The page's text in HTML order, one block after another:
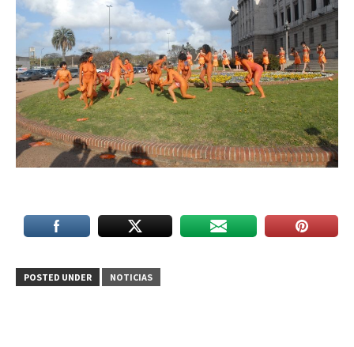
POSTED UNDER NOTICIAS